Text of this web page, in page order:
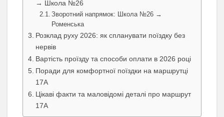
→ Школа №26
Зворотний напрямок: Школа №26 →
Роменська
Розклад руху 2026: як спланувати поїздку без
нервів
Вартість проїзду та способи оплати в 2026 році
Поради для комфортної поїздки на маршрутці
17А
Цікаві факти та маловідомі деталі про маршрут
17А